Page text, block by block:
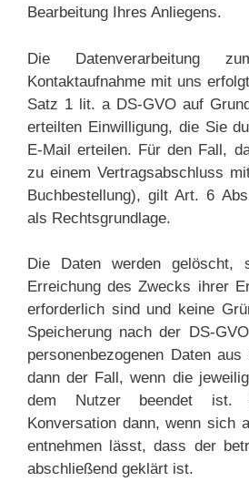
Bearbeitung Ihres Anliegens.
Die Datenverarbeitung
Kontaktaufnahme mit uns
Satz 1 lit. a DS-GVO auf
erteilten Einwilligung, die Sie
E-Mail erteilen. Für den Fall,
zu einem Vertragsabschluss
Buchbestellung), gilt Art. 6
als Rechtsgrundlage.
Die Daten werden
Erreichung des Zwecks ihrer
erforderlich sind und keine
Speicherung nach der DS-
personenbezogenen Daten
dann der Fall, wenn die
dem Nutzer beendet ist.
Konversation dann, wenn sich
entnehmen lässt, dass der
abschließend geklärt ist.